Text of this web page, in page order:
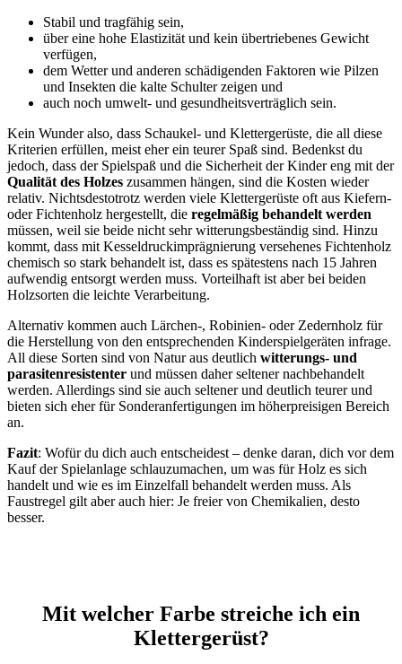
Stabil und tragfähig sein,
über eine hohe Elastizität und kein übertriebenes Gewicht
verfügen,
dem Wetter und anderen schädigenden Faktoren wie Pilzen
und Insekten die kalte Schulter zeigen und
auch noch umwelt- und gesundheitsverträglich sein.
Kein Wunder also, dass Schaukel- und Klettergerüste, die all diese
Kriterien erfüllen, meist eher ein teurer Spaß sind. Bedenkst du
jedoch, dass der Spielspaß und die Sicherheit der Kinder eng mit der
Qualität des Holzes zusammen hängen, sind die Kosten wieder
relativ. Nichtsdestotrotz werden viele Klettergerüste oft aus Kiefern-
oder Fichtenholz hergestellt, die regelmäßig behandelt werden
müssen, weil sie beide nicht sehr witterungsbeständig sind. Hinzu
kommt, dass mit Kesseldruckimprägnierung versehenes Fichtenholz
chemisch so stark behandelt ist, dass es spätestens nach 15 Jahren
aufwendig entsorgt werden muss. Vorteilhaft ist aber bei beiden
Holzsorten die leichte Verarbeitung.
Alternativ kommen auch Lärchen-, Robinien- oder Zedernholz für
die Herstellung von den entsprechenden Kinderspielgeräten infrage.
All diese Sorten sind von Natur aus deutlich witterungs- und
parasitenresistenter und müssen daher seltener nachbehandelt
werden. Allerdings sind sie auch seltener und deutlich teurer und
bieten sich eher für Sonderanfertigungen im höherpreisigen Bereich
an.
Fazit: Wofür du dich auch entscheidest – denke daran, dich vor dem
Kauf der Spielanlage schlauzumachen, um was für Holz es sich
handelt und wie es im Einzelfall behandelt werden muss. Als
Faustregel gilt aber auch hier: Je freier von Chemikalien, desto
besser.
Mit welcher Farbe streiche ich ein
Klettergerüst?